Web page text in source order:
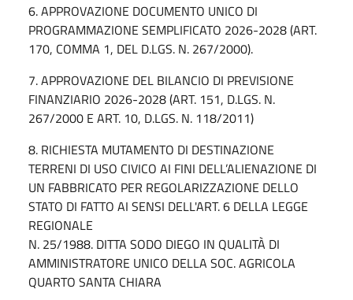
6. APPROVAZIONE DOCUMENTO UNICO DI
PROGRAMMAZIONE SEMPLIFICATO 2026-2028 (ART.
170, COMMA 1, DEL D.LGS. N. 267/2000).
7. APPROVAZIONE DEL BILANCIO DI PREVISIONE
FINANZIARIO 2026-2028 (ART. 151, D.LGS. N.
267/2000 E ART. 10, D.LGS. N. 118/2011)
8. RICHIESTA MUTAMENTO DI DESTINAZIONE
TERRENI DI USO CIVICO AI FINI DELL’ALIENAZIONE DI
UN FABBRICATO PER REGOLARIZZAZIONE DELLO
STATO DI FATTO AI SENSI DELL'ART. 6 DELLA LEGGE
REGIONALE
N. 25/1988. DITTA SODO DIEGO IN QUALITÀ DI
AMMINISTRATORE UNICO DELLA SOC. AGRICOLA
QUARTO SANTA CHIARA